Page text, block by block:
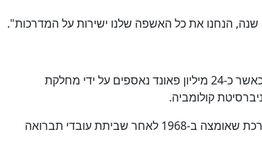
ניו יורק מייצרת בערך 44 מיליון פאונד של אשפה מדי יום, כאשר כ-24 מיליון פאונד נאספים על ידי מחלקת
קולומביה.
היסטורית, איסוף האשפה הסתמך על שקיות פלסטיק, מערכת שאומצה ב-1968 לאחר שביתת עובדי תברואה